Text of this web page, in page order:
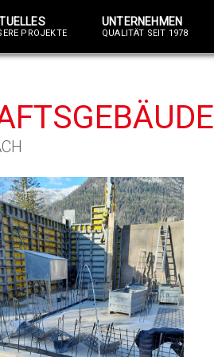
PROJEKTE
UNTERNEHMEN
QUALITÄT SEIT 1978